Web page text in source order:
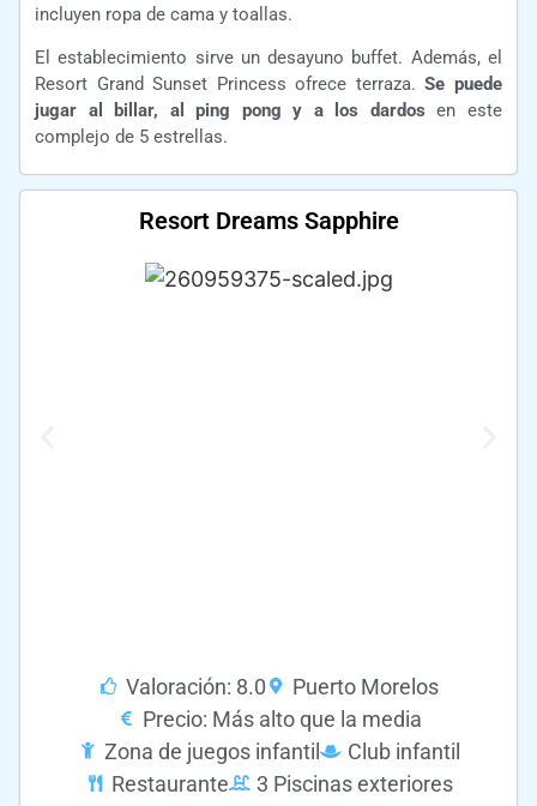
incluyen ropa de cama y toallas.
El establecimiento sirve un desayuno buffet. Además, el
Resort Grand Sunset Princess ofrece terraza.Se puede
jugar al billar, al ping pong y a los dardos en este
complejo de 5 estrellas.
Resort Dreams Sapphire
Valoración: 8.0
Puerto Morelos
Precio: Más alto que la media
Zona de juegos infantil
Club infantil
Restaurante
3 Piscinas exteriores